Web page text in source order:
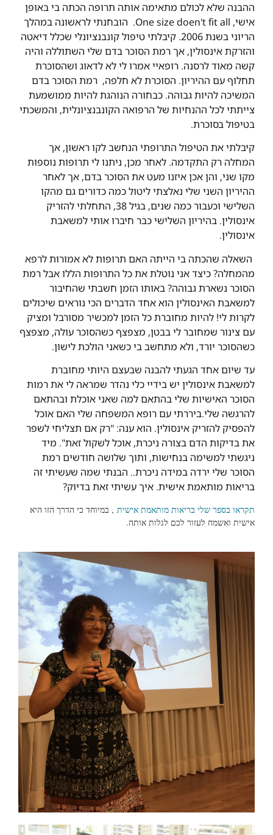
ההבנה שלא לכולם מתאימה אותה תרופה הכתה בי באופן
אישי, One size doen't fit all. הובחנתי לראשונה במהלך
הריוני בשנת 2006. קיבלתי טיפול קונבנציונלי שכלל דיאטה
והזרקת אינסולין, אך רמת הסוכר בדם שלי השתוללה והיה
קשה מאוד לרסנה. רופאיי אמרו לי לא לדאוג ושהסוכרת
תחלוף עם ההיריון. הסוכרת לא חלפה, רמת הסוכר בדם
המשיכה להיות גבוהה. כבחורה הנוהגת להיות ממושמעת
צייתתי לכל ההנחיות של הרפואה הקונבנציונלית, והמשכתי
בטיפול בסוכרת.
קיבלתי את הטיפול התרופתי הנחשב לקו ראשון, אך
המחלה רק התקדמה. לאחר מכן, ניתנו לי תרופות נוספות
מקו שני, והן אכן איזנו מעט את הסוכר בדם, אך לאחר
ההיריון השני שלי נאלצתי ליטול כמה כדורים גם מהקו
השלישי וכעבור כמה שנים, בגיל 38, התחלתי להזריק
אינסולין. בהיריון השלישי כבר חיברו אותי למשאבת
אינסולין.
השאלה שהכתה בי הייתה האם תרופות לא אמורות לרפא
מהמחלה? כיצד אני נוטלת את כל התרופות הללו אבל רמת
הסוכר נשארת גבוהה? באותו הזמן חשבתי שהחיבור
למשאבת האינסולין הוא אחד הדברים הכי נוראים שיכולים
לקרות לי! להיות מחוברת כל הזמן למכשיר מסורבל ומציק
עם צינור שמחובר לי בבטן, מצפצף כשהסוכר עולה, מצפצף
כשהסוכר יורד, ולא מתחשב בי כשאני הולכת לישון.
עד שיום אחד הגעתי להבנה שבעצם היותי מחוברת
למשאבת אינסולין יש בידיי כלי נהדר שמראה לי את רמות
הסוכר האישיות שלי בהתאם למה שאני אוכלת ובהתאם
להרגשה שלי.ביררתי עם רופא המשפחה שלי האם אוכל
להפסיק להזריק אינסולין. הוא ענה: "רק אם תצליחי לשפר
את בדיקות הדם בצורה ניכרת, אוכל לשקול זאת". מיד
ניגשתי למשימה בנחישות, ותוך שלושה חודשים רמת
הסוכר שלי ירדה במידה ניכרת.. הבנתי שמה שעשיתי זה
בריאות מותאמת אישית. איך עשיתי זאת בדיוק?
תקראו בספר שלי בריאות מותאמת אישית , במיוחד כי הדרך הזו היא
אישית ואשמח לעזור לכם לגלות אותה.